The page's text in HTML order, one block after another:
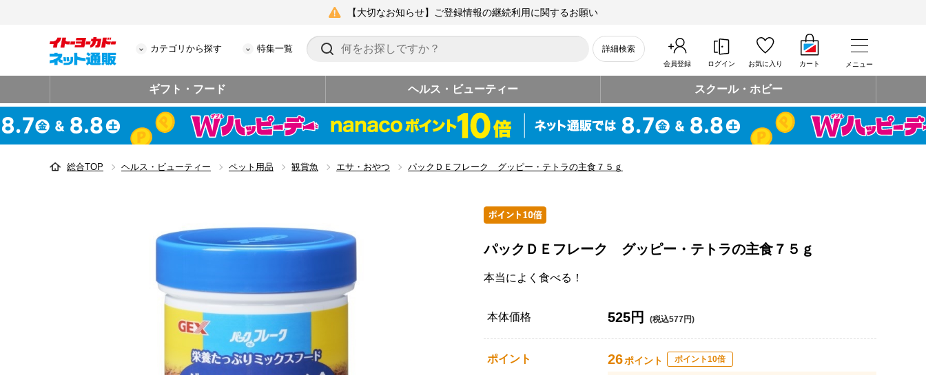
【大切なお知らせ】ご登録情報の継続利用に関するお願い
カテゴリから探す 特集一覧 詳細検索
会員登録 ログイン お気に入り カート メニュー
ギフト・フード ヘルス・ビューティー スクール・ホビー
総合TOP ヘルス・ビューティー ペット用品 観賞魚 エサ・おやつ パックＤＥフレーク グッピー・テトラの主食７５ｇ
パックＤＥフレーク グッピー・テトラの主食７５ｇ
本当によく食べる！
本体価格 525円 (税込577円)
ポイント 26ポイント ポイント10倍